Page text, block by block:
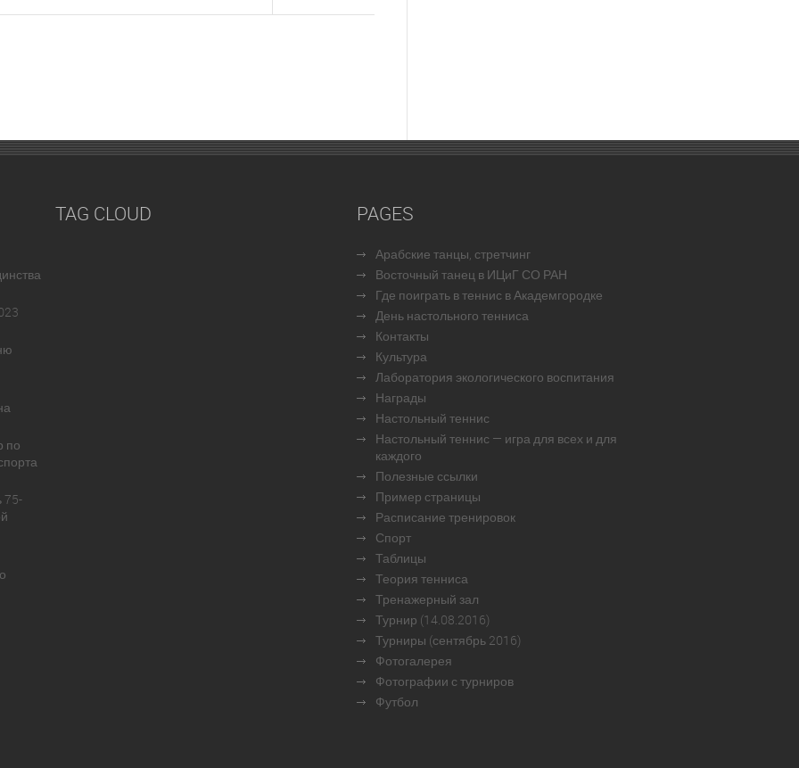
по
75-
TAG CLOUD PAGES
Арабские танцы, стретчинг
Восточный танец в ИЦиГ СО РАН
Где поиграть в теннис в Академгородке
День настольного тенниса
Контакты
Культура
Лаборатория экологического воспитания
Награды
Настольный теннис
Настольный теннис — игра для всех и для
каждого
Полезные ссылки
Пример страницы
Расписание тренировок
Спорт
Таблицы
Теория тенниса
Тренажерный зал
Турнир (14.08.2016)
Турниры (сентябрь 2016)
Фотогалерея
Фотографии с турниров
Футбол